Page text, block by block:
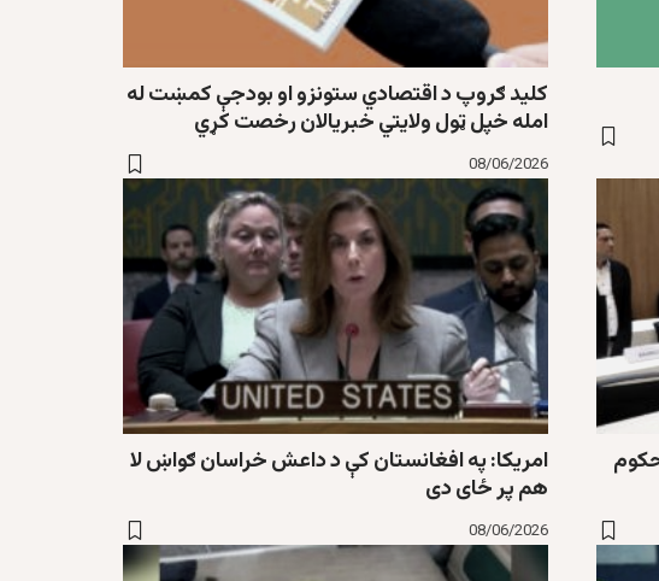
کلید ګروپ د اقتصادي ستونزو او بودجې کمښت له
امله خپل ټول ولایتي خبریالان رخصت کړي
08/06/2026
امریکا: په افغانستان کې د داعش خراسان ګواښ لا
هم پر ځای دی
08/06/2026